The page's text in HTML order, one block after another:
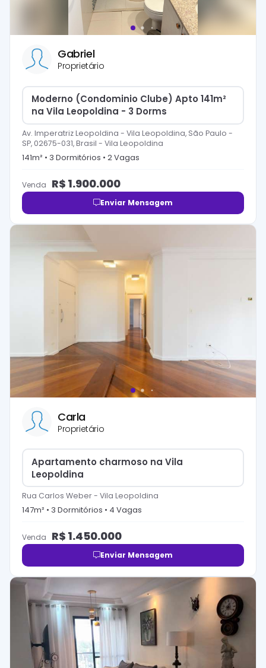
Gabriel
Proprietário
Moderno (Condominio Clube) Apto 141m²
na Vila Leopoldina - 3 Dorms
Av. Imperatriz Leopoldina - Vila Leopoldina, São Paulo -
SP, 02675-031, Brasil - Vila Leopoldina
141m² • 3 Dormitórios • 2Vagas
Venda R$ 1.900.000
Enviar Mensagem
Carla
Proprietário
Apartamento charmoso na Vila
Leopoldina
Rua Carlos Weber- Vila Leopoldina
147m² • 3 Dormitórios • 4 Vagas
Venda R$ 1.450.000
Enviar Mensagem